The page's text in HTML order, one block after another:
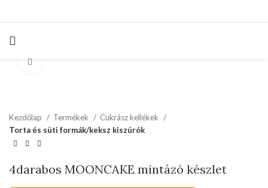
Kezdőlap Termékek
Cukrász kellékek
Torta és süti formák/keksz kiszúrók
4darabos MOONCAKE mintázó készlet